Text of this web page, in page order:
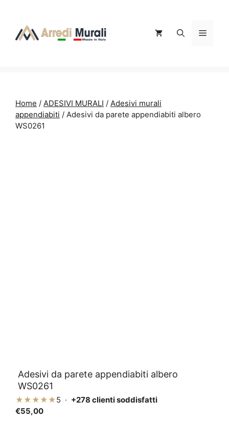
contenuto
Menu
Home / ADESIVI MURALI / Adesivi murali
appendiabiti / Adesivi da parete appendiabiti albero
WS0261
Adesivi da parete appendiabiti albero
WS0261
★★★★★5 · +278 clienti soddisfatti
€55,00